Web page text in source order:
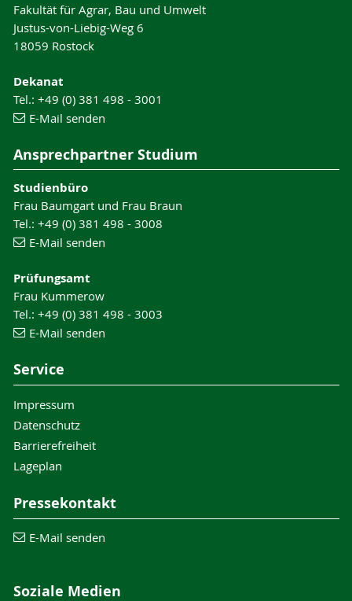
Fakultät für Agrar, Bau und Umwelt
Justus-von-Liebig-Weg 6
18059 Rostock
Dekanat
Tel.: +49 (0) 381 498 - 3001
E-Mail senden
Ansprechpartner Studium
Studienbüro
Frau Baumgart und Frau Braun
Tel.: +49 (0) 381 498 - 3008
E-Mail senden
Prüfungsamt
Frau Kummerow
Tel.: +49 (0) 381 498 - 3003
E-Mail senden
Service
Impressum
Datenschutz
Barrierefreiheit
Lageplan
Pressekontakt
E-Mail senden
Soziale Medien